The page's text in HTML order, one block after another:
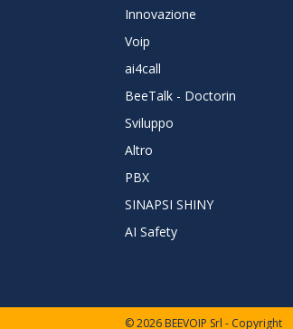
Innovazione
Voip
ai4call
BeeTalk - Doctorin
Sviluppo
Altro
PBX
SINAPSI SHINY
AI Safety
© 2026 BEEVOIP Srl - Copyright